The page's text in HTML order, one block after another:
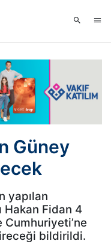
Güney
yapılan
Hakan Fidan 4
bildirildi.